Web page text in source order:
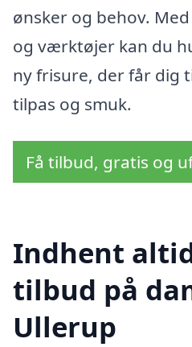
ønsker og behov.
og værktøjer kan du
ny frisure, der får dig
tilpas og smuk.
Få tilbud, gratis og
Indhent
tilbud på
Ullerup